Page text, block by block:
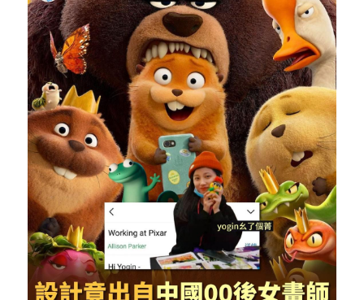
民主派騙案十式
反華推手起底
美西霸凌內幕
美西極權主義
真相直擊
極端暴恐實錄
林淑芳專欄
屈穎妍專欄
朱庭萱專欄
莫綺琪專欄
黃萬成專欄
招國偉專欄
高松傑專欄
林伯強專欄
絕密法庭檔案
醫院口岸爆炸案
屠龍小隊案
黎智英案審訊
支聯會案
35+顛覆案
生活
吃喝玩指南
休閒好介紹
親子
花生仔漫畫週記
關於我們
人才招聘
投稿熱線
商戶合作
支持讚助
條款及細則
搜索
繁體中文
繁體中文
English